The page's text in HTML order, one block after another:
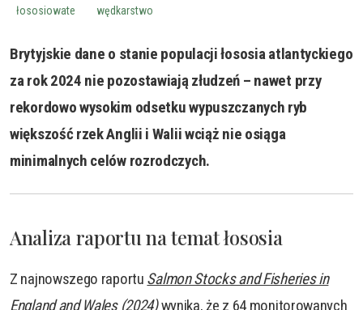
łososiowate wędkarstwo
Brytyjskie dane o stanie populacji łososia atlantyckiego
za rok 2024 nie pozostawiają złudzeń – nawet przy
rekordowo wysokim odsetku wypuszczanych ryb
większość rzek Anglii i Walii wciąż nie osiąga
minimalnych celów rozrodczych.
Analiza raportu na temat łososia
Z najnowszego raportu Salmon Stocks and Fisheries in
England and Wales (2024)wynika, że z 64 monitorowanych